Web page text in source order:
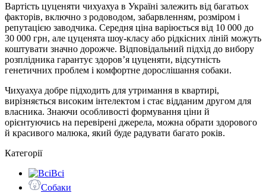
Вартість цуценяти чихуахуа в Україні залежить від багатьох
факторів, включно з родоводом, забарвленням, розміром і
репутацією заводчика. Середня ціна варіюється від 10 000 до
30 000 грн, але цуценята шоу-класу або рідкісних ліній можуть
коштувати значно дорожче. Відповідальний підхід до вибору
розплідника гарантує здоровʼя цуценяти, відсутність
генетичних проблем і комфортне дорослішання собаки.
Чихуахуа добре підходить для утримання в квартирі,
вирізняється високим інтелектом і стає відданим другом для
власника. Знаючи особливості формування ціни й
орієнтуючись на перевірені джерела, можна обрати здорового
й красивого малюка, який буде радувати багато років.
Категорії
Всі
Собаки